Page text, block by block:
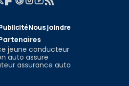
Nous joindre
jeune conducteur
auto assure
assurance auto